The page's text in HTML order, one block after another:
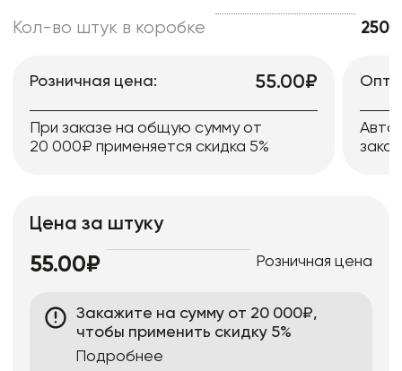
Кол-во штук в коробке 250
Розничная цена: 55.00₽
При заказе на общую сумму от
20 000₽ применяется скидка 5%
Цена за штуку
55.00₽ Розничная цена
Закажите на сумму от 20 000₽,
чтобы применить скидку 5%
Подробнее